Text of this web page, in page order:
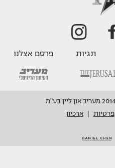
תגיות פרסם אצלנו
פרטיות ארכיון